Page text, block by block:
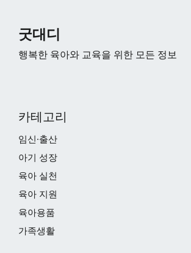
굿대디
행복한 육아와 교육을 위한 모든 정보
카테고리
임신·출산
아기 성장
육아 실천
육아 지원
육아용품
가족생활